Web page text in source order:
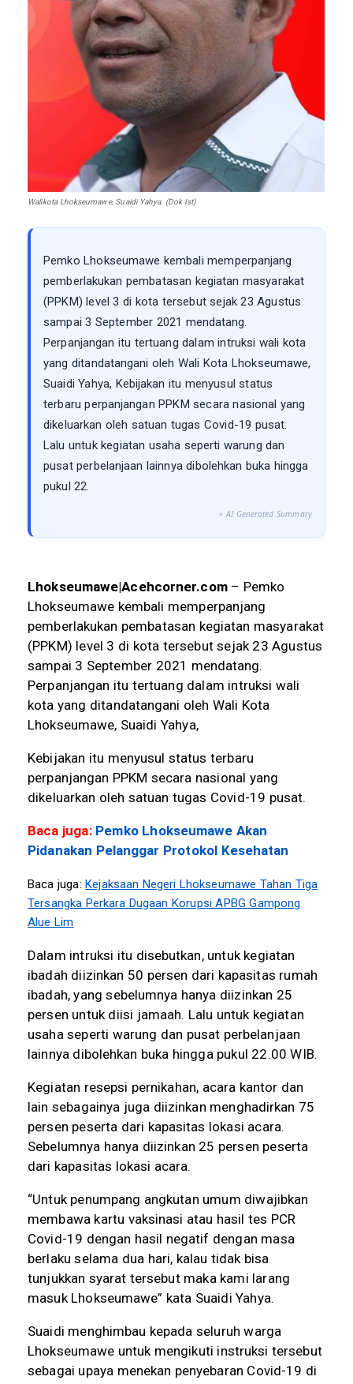
Walikota Lhokseumawe, Suaidi Yahya. (Dok Ist)
Pemko Lhokseumawe kembali memperpanjang
pemberlakukan pembatasan kegiatan masyarakat
(PPKM) level 3 di kota tersebut sejak 23 Agustus
sampai 3 September 2021 mendatang.
Perpanjangan itu tertuang dalam intruksi wali kota
yang ditandatangani oleh Wali Kota Lhokseumawe,
Suaidi Yahya, Kebijakan itu menyusul status
terbaru perpanjangan PPKM secara nasional yang
dikeluarkan oleh satuan tugas Covid-19 pusat.
Lalu untuk kegiatan usaha seperti warung dan
pusat perbelanjaan lainnya dibolehkan buka hingga
pukul 22.
⚡ AI Generated Summary
Lhokseumawe|Acehcorner.com– Pemko
Lhokseumawe kembali memperpanjang
pemberlakukan pembatasan kegiatan masyarakat
(PPKM) level 3 di kota tersebut sejak 23 Agustus
sampai 3 September 2021 mendatang.
Perpanjangan itu tertuang dalam intruksi wali
kota yang ditandatangani oleh Wali Kota
Lhokseumawe, Suaidi Yahya,
Kebijakan itu menyusul status terbaru
perpanjangan PPKM secara nasional yang
dikeluarkan oleh satuan tugas Covid-19 pusat.
Baca juga: Pemko Lhokseumawe Akan
Pidanakan Pelanggar Protokol Kesehatan
Baca juga: Kejaksaan Negeri Lhokseumawe Tahan Tiga
Tersangka Perkara Dugaan Korupsi APBG Gampong
Alue Lim
Dalam intruksi itu disebutkan, untuk kegiatan
ibadah diizinkan 50 persen dari kapasitas rumah
ibadah, yang sebelumnya hanya diizinkan 25
persen untuk diisi jamaah. Lalu untuk kegiatan
usaha seperti warung dan pusat perbelanjaan
lainnya dibolehkan buka hingga pukul 22.00 WIB.
Kegiatan resepsi pernikahan, acara kantor dan
lain sebagainya juga diizinkan menghadirkan 75
persen peserta dari kapasitas lokasi acara.
Sebelumnya hanya diizinkan 25 persen peserta
dari kapasitas lokasi acara.
“Untuk penumpang angkutan umum diwajibkan
membawa kartu vaksinasi atau hasil tes PCR
Covid-19 dengan hasil negatif dengan masa
berlaku selama dua hari, kalau tidak bisa
tunjukkan syarat tersebut maka kami larang
masuk Lhokseumawe” kata Suaidi Yahya.
Suaidi menghimbau kepada seluruh warga
Lhokseumawe untuk mengikuti instruksi tersebut
sebagai upaya menekan penyebaran Covid-19 di